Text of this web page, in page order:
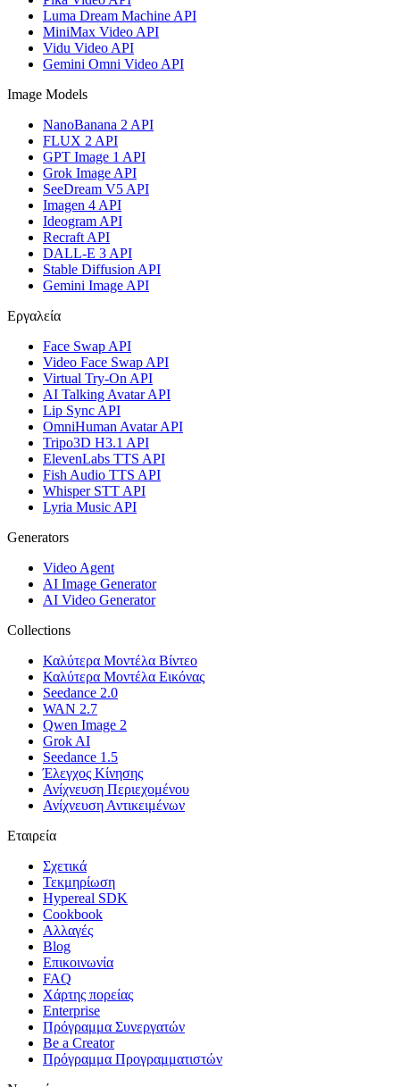
Luma Dream Machine API
MiniMax Video API
Vidu Video API
Gemini Omni Video API
Image Models
NanoBanana 2 API
FLUX 2 API
GPT Image 1 API
Grok Image API
SeeDream V5 API
Imagen 4 API
Ideogram API
Recraft API
DALL-E 3 API
Stable Diffusion API
Gemini Image API
Εργαλεία
Face Swap API
Video Face Swap API
Virtual Try-On API
AI Talking Avatar API
Lip Sync API
OmniHuman Avatar API
Tripo3D H3.1 API
ElevenLabs TTS API
Fish Audio TTS API
Whisper STT API
Lyria Music API
Generators
Video Agent
AI Image Generator
AI Video Generator
Collections
Καλύτερα Μοντέλα Βίντεο
Καλύτερα Μοντέλα Εικόνας
Seedance 2.0
WAN 2.7
Qwen Image 2
Grok AI
Seedance 1.5
Έλεγχος Κίνησης
Ανίχνευση Περιεχομένου
Ανίχνευση Αντικειμένων
Εταιρεία
Σχετικά
Τεκμηρίωση
Hypereal SDK
Cookbook
Αλλαγές
Blog
Επικοινωνία
FAQ
Χάρτης πορείας
Enterprise
Πρόγραμμα Συνεργατών
Be a Creator
Πρόγραμμα Προγραμματιστών